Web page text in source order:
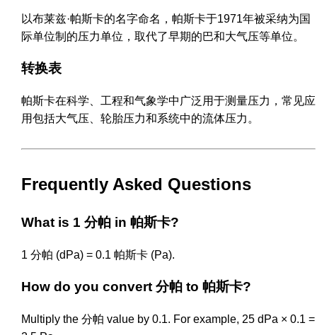
以布莱兹·帕斯卡的名字命名，帕斯卡于1971年被采纳为国
际单位制的压力单位，取代了早期的巴和大气压等单位。
转换表
帕斯卡在科学、工程和气象学中广泛用于测量压力，常见应
用包括大气压、轮胎压力和系统中的流体压力。
Frequently Asked Questions
What is 1 分帕 in 帕斯卡?
1 分帕 (dPa) = 0.1 帕斯卡 (Pa).
How do you convert 分帕 to 帕斯卡?
Multiply the 分帕 value by 0.1. For example, 25 dPa × 0.1 =